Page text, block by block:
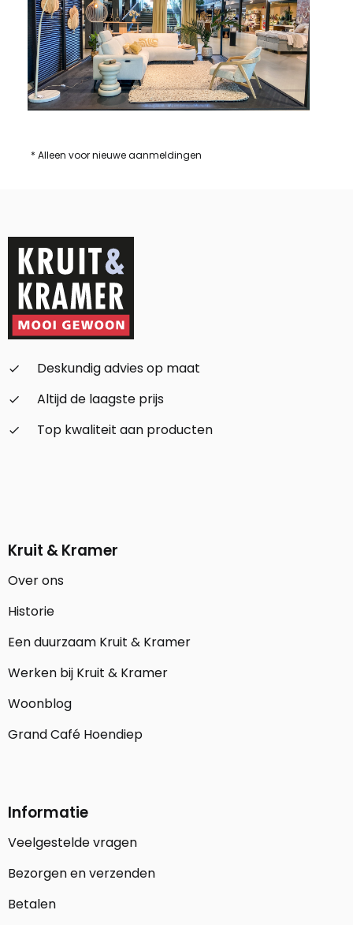
* Alleen voor nieuwe aanmeldingen
check_small
Deskundig advies op maat
check_small
Altijd de laagste prijs
check_small
Top kwaliteit aan producten
Kruit & Kramer
Over ons
Historie
Een duurzaam Kruit & Kramer
Werken bij Kruit & Kramer
Woonblog
Grand Café Hoendiep
Informatie
Veelgestelde vragen
Bezorgen en verzenden
Betalen